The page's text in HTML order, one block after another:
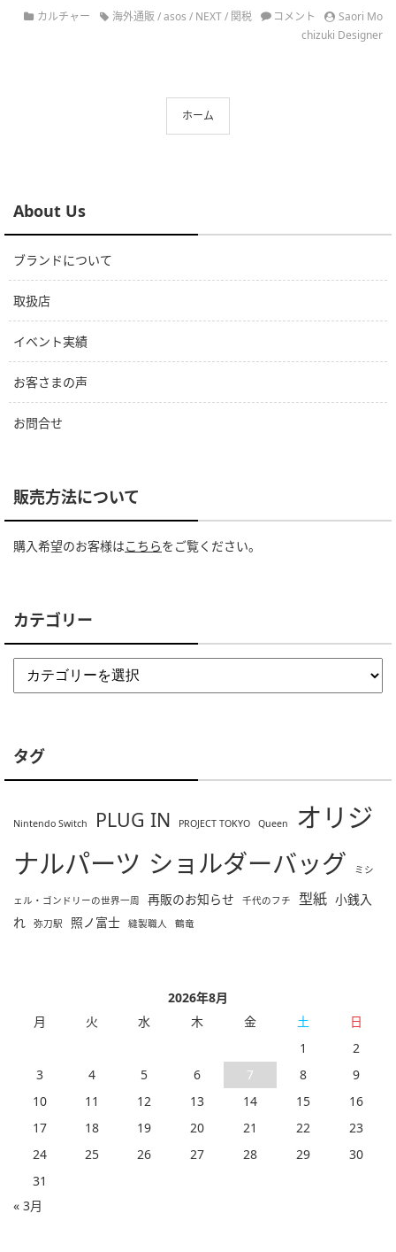
カルチャー 海外通販 /asos / NEXT/ 関税 コメント
Saori Mo
chizuki Designer
ホーム
About Us
ブランドについて
取扱店
イベント実績
お客さまの声
お問合せ
販売方法について
購入希望のお客様はこちらをご覧ください。
カテゴリー
タグ
Nintendo Switch PLUG IN PROJECT TOKYO Queen
オリジ
ナルパーツ ショルダーバッグ ミシ
ェル・ゴンドリーの世界一周 再販のお知らせ 千代のフチ 型紙 小銭入
れ
弥刀駅 照ノ富士 縫製職人 鶴竜
2026年8月
月
火 水 木 金 土
日
1
2
3
4 5 6 7 8
9
10
11 12 13 14 15
16
17
18 19 20 21 22
23
24
25 26 27 28 29
30
31
« 3月